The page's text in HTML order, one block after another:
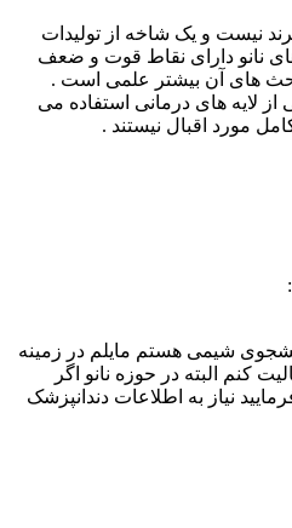
نیست و یک شاخه از تولیدات
نانو دارای نقاط قوت و ضعف
های آن بیشتر علمی است .
از لایه های درمانی استفاده می
مورد اقبال نیستند .
شیمی هستم مایلم در زمینه
کنم البته در حوزه نانو اگر
نیاز به اطلاعات دندانپزشک